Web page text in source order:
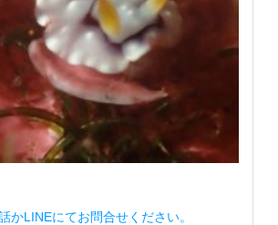
かLINEにてお問合せください。